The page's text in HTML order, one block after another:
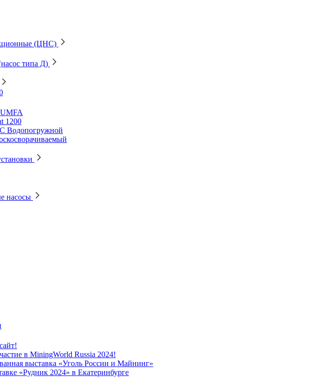
(ЦНС)
типа Д)
1200
Водопогружной
насосы
в MiningWorld Russia 2024!
выставка «Уголь России и Майнинг»
«Рудник 2024» в Екатеринбурге